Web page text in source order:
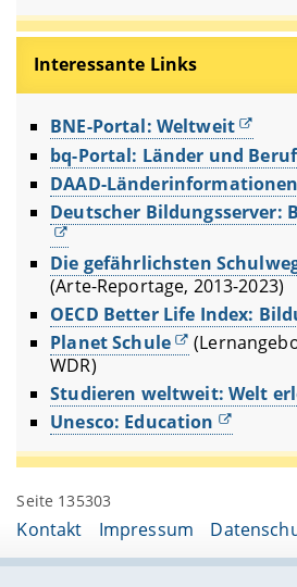
Interessante Links
BNE-Portal: Weltweit
bq-Portal: Länder und
DAAD-Länderinformationen
Deutscher Bildungsserver:
Die gefährlichsten
(Arte-Reportage, 2013-2023)
OECD Better Life Index:
Planet Schule
WDR)
Studieren weltweit: Welt
Unesco: Education
Seite 135303
Kontakt Impressum